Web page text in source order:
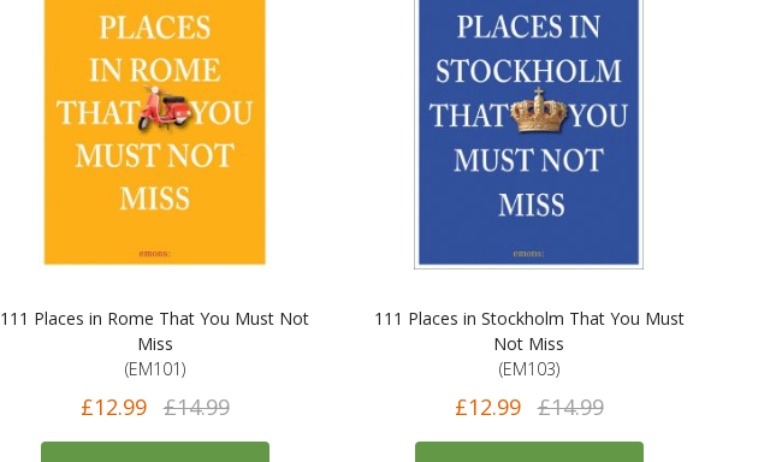
111 Places in Rome That You Must Not
Miss
(EM101)
£12.99 £14.99
111 Places in Stockholm That You Must
Not Miss
(EM103)
£12.99 £14.99